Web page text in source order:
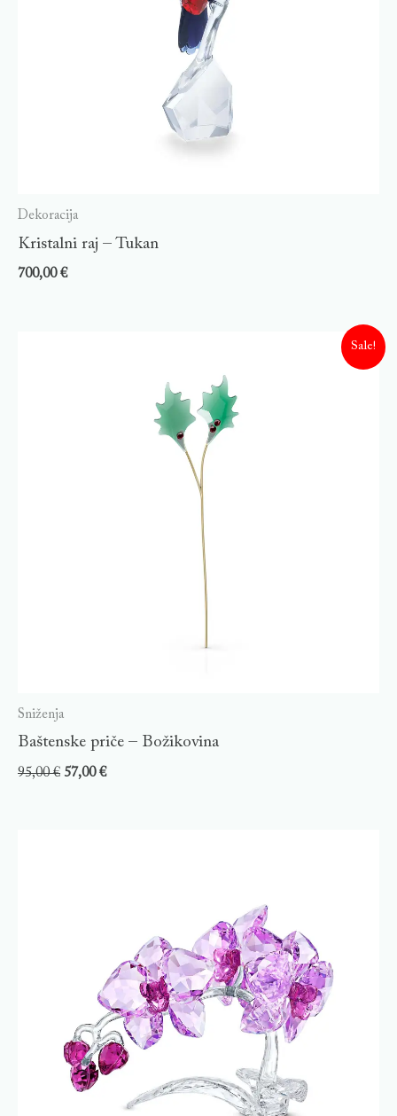
Dekoracija
Kristalni raj – Tukan
700,00€
Sale!
Sniženja
Baštenske priče – Božikovina
95,00€ 57,00€